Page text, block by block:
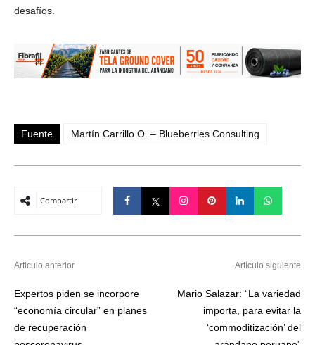
desafíos.
Fuente Martín Carrillo O. – Blueberries Consulting
Compartir
Articulo anterior
Expertos piden se incorpore
“economía circular” en planes
de recuperación
Artículo siguiente
Mario Salazar: “La variedad
importa, para evitar la
‘commoditización’ del